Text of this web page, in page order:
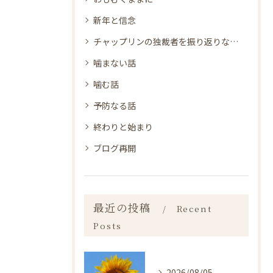
新年と信念
チャップリンの独裁者を振り返りながら
噛まない話
噛む話
予防なる話
終わりと始まり
ブログ再開
最近の投稿
Recent
Posts